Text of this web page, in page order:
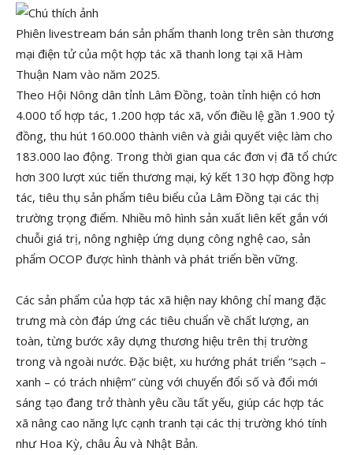
Phiên livestream bán sản phẩm thanh long trên sàn thương
mại điện tử của một hợp tác xã thanh long tại xã Hàm
Thuận Nam vào năm 2025.
Theo Hội Nông dân tỉnh Lâm Đồng, toàn tỉnh hiện có hơn
4.000 tổ hợp tác, 1.200 hợp tác xã, vốn điều lệ gần 1.900 tỷ
đồng, thu hút 160.000 thành viên và giải quyết việc làm cho
183.000 lao động. Trong thời gian qua các đơn vị đã tổ chức
hơn 300 lượt xúc tiến thương mại, ký kết 130 hợp đồng hợp
tác, tiêu thụ sản phẩm tiêu biểu của Lâm Đồng tại các thị
trường trọng điểm. Nhiều mô hình sản xuất liên kết gắn với
chuỗi giá trị, nông nghiệp ứng dụng công nghệ cao, sản
phẩm OCOP được hình thành và phát triển bền vững.
Các sản phẩm của hợp tác xã hiện nay không chỉ mang đặc
trưng mà còn đáp ứng các tiêu chuẩn về chất lượng, an
toàn, từng bước xây dựng thương hiệu trên thị trường
trong và ngoài nước. Đặc biệt, xu hướng phát triển “sạch –
xanh – có trách nhiệm” cùng với chuyển đổi số và đổi mới
sáng tạo đang trở thành yêu cầu tất yếu, giúp các hợp tác
xã nâng cao năng lực cạnh tranh tại các thị trường khó tính
như Hoa Kỳ, châu Âu và Nhật Bản.